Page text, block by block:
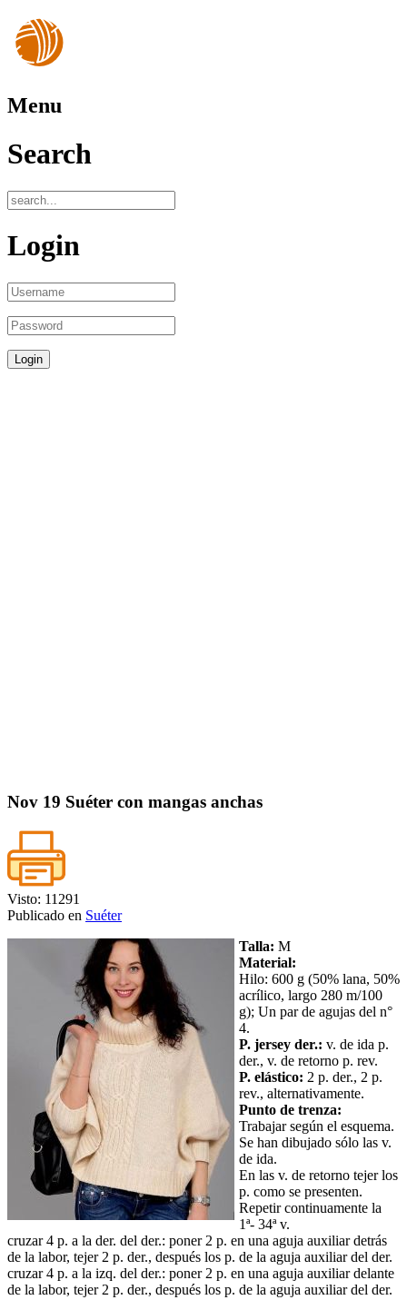
Menu
Search
Login
Nov 19 Suéter con mangas anchas
Visto: 11291
Publicado en Suéter
Talla: M
Material:
Hilo: 600 g (50% lana, 50%
acrílico, largo 280 m/100
g); Un par de agujas del n°
4.
P. jersey der.: v. de ida p.
der., v. de retorno p. rev.
P. elástico: 2 p. der., 2 p.
rev., alternativamente.
Punto de trenza:
Trabajar según el esquema.
Se han dibujado sólo las v.
de ida.
En las v. de retorno tejer los
p. como se presenten.
Repetir continuamente la
1ª- 34ª v.
cruzar 4 p. a la der. del der.: poner 2 p. en una aguja auxiliar detrás
de la labor, tejer 2 p. der., después los p. de la aguja auxiliar del der.
cruzar 4 p. a la izq. del der.: poner 2 p. en una aguja auxiliar delante
de la labor, tejer 2 p. der., después los p. de la aguja auxiliar del der.